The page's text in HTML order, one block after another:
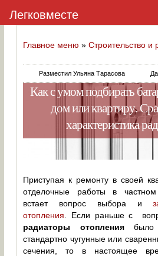
Главное меню »Строительство и
Разместил Ульяна Тарасова
Как с умом подбирать
дом или квартиру.
характеристика
Приступая к ремонту в своей
отделочные работы в
встает вопрос выбора и
отопления . Если раньше с
радиаторы отоплениябыло
стандартно чугунные или
сечения, то в настоящее
Легковместе